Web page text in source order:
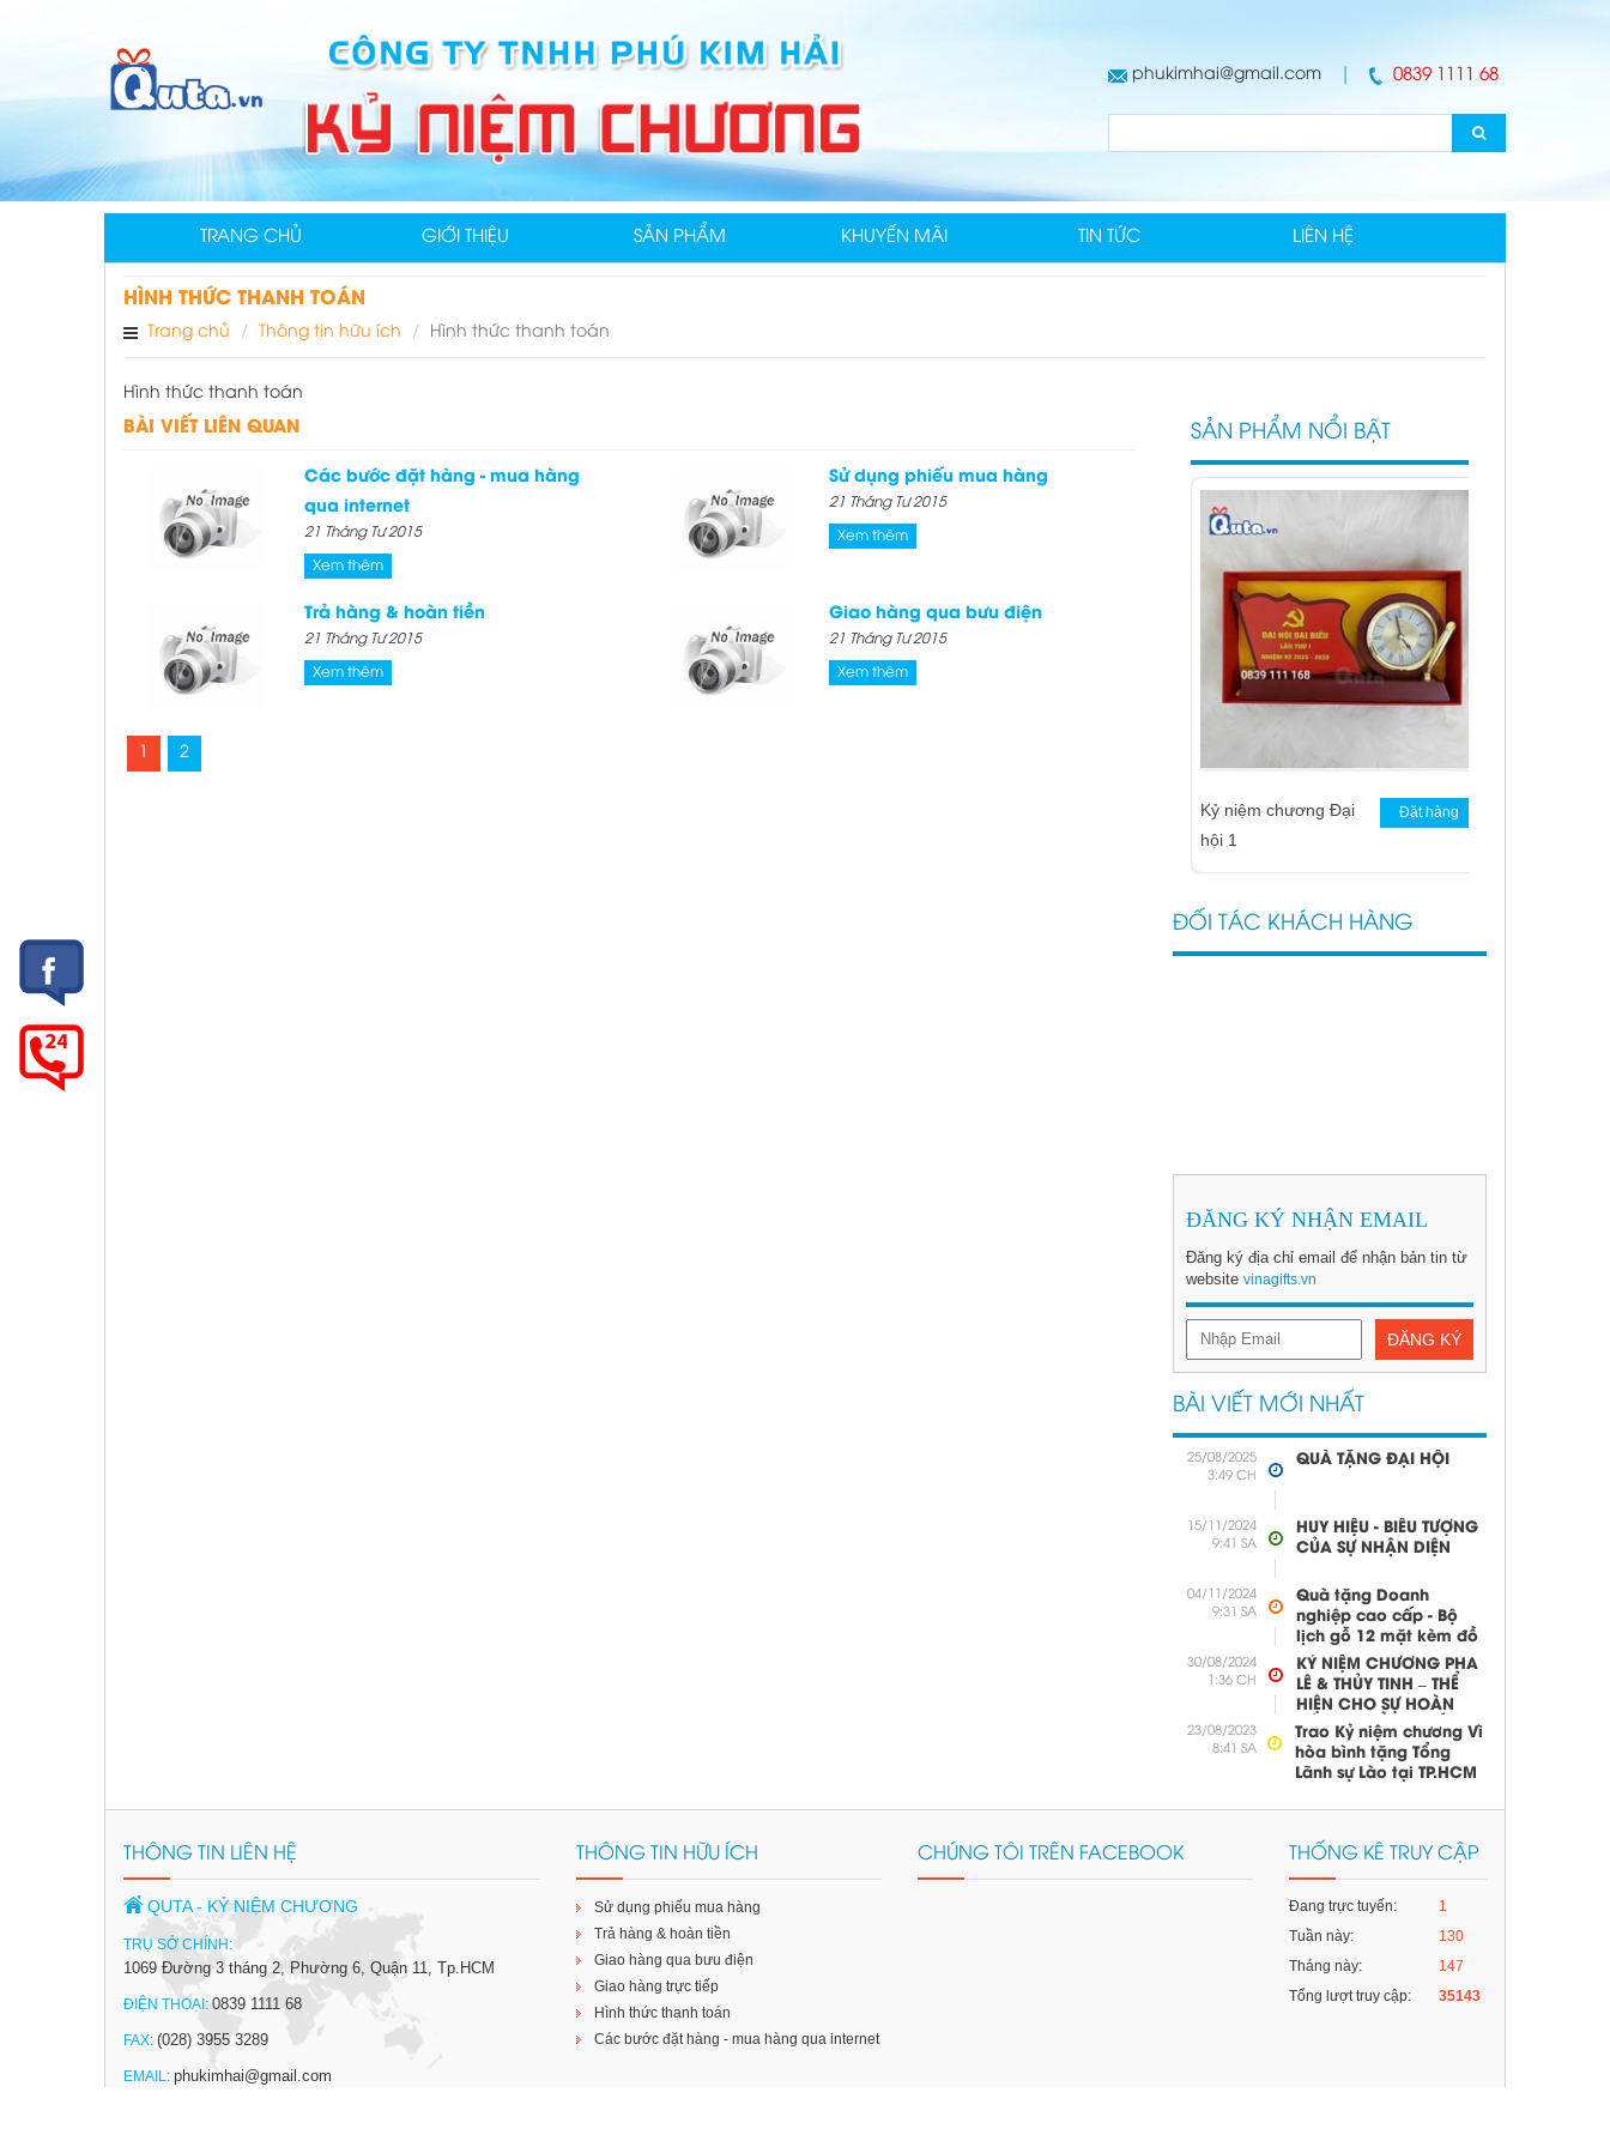
phukimhai@gmail.com 0839 1111 68
TRANG CHỦ GIỚI THIỆU SẢN PHẨM KHUYẾN MÃI TIN TỨC LIÊN HỆ
HÌNH THỨC THANH TOÁN
Trang chủ Thông tin hữu ích Hình thức thanh toán
Hình thức thanh toán
BÀI VIẾT LIÊN QUAN
Các bước đặt hàng - mua hàng
qua internet
21 Tháng Tư 2015
Xem thêm
Sử dụng phiếu mua hàng
21 Tháng Tư 2015
Xem thêm
Trả hàng & hoàn tiền
21 Tháng Tư 2015
Xem thêm
Giao hàng qua bưu điện
21 Tháng Tư 2015
Xem thêm
2
SẢN PHẨM NỔI BẬT
Kỷ niệm chương Đại
hội 1
Đặt hàng
KỶ NIỆM CHƯƠNG
ĐỂ BÀN
Đặt hàng
KỶ NIỆM CHƯƠNG
ĐỂ BÀN
Đặt hàng
ĐỐI TÁC KHÁCH HÀNG
ĐĂNG KÝ NHẬN EMAIL
Đăng ký địa chỉ email để nhận bản tin từ
website vinagifts.vn
ĐĂNG KÝ
BÀI VIẾT MỚI NHẤT
25/08/2025
3:49 CH
QUÀ TẶNG ĐẠI HỘI
15/11/2024
9:41 SA
HUY HIỆU - BIỂU TƯỢNG
CỦA SỰ NHẬN DIỆN
04/11/2024
9:31 SA
Quà tặng Doanh
nghiệp cao cấp - Bộ
lịch gỗ 12 mặt kèm đồ
cắm bút
30/08/2024
1:36 CH
KỶ NIỆM CHƯƠNG PHA
LÊ & THỦY TINH – THỂ
HIỆN CHO SỰ HOÀN
HẢO VÀ ĐẲNG CẤP
23/08/2023
8:41 SA
Trao Kỷ niệm chương Vì
hòa bình tặng Tổng
Lãnh sự Lào tại TP.HCM
THÔNG TIN LIÊN HỆ
QUTA - KỶ NIỆM CHƯƠNG
TRỤ SỞ CHÍNH:
1069 Đường 3 tháng 2, Phường 6, Quận 11, Tp.HCM
ĐIỆN THOẠI: 0839 1111 68
FAX: (028) 3955 3289
EMAIL: phukimhai@gmail.com
THỐNG KÊ TRUY CẬP
Đang trực tuyến:
1
Tuần này:
130
Tháng này:
147
Tổng lượt truy cập:
35143
CHÚNG TÔI TRÊN FACEBOOK
THÔNG TIN HỮU ÍCH
Sử dụng phiếu mua hàng
Trả hàng & hoàn tiền
Giao hàng qua bưu điện
Giao hàng trực tiếp
Hình thức thanh toán
Các bước đặt hàng - mua hàng qua internet